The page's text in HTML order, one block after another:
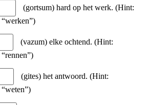
(gortsum) hard op het werk. (Hint:
(vazum) elke ochtend. (Hint:
(gites) het antwoord. (Hint: